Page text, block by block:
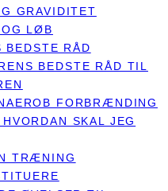
GRAVIDITET
LØB
RÅD
BEDSTE RÅD TIL
FORBRÆNDING
SKAL JEG
TRÆNING